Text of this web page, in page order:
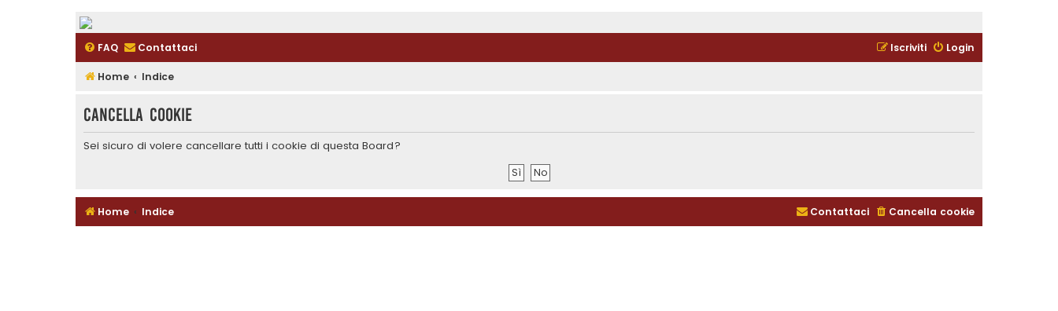
FAQ Contattaci Login
Iscriviti
Home Indice
Cancella cookie
Sei sicuro di volere cancellare tutti i cookie di questa Board?
Home Indice Cancella cookie
Contattaci